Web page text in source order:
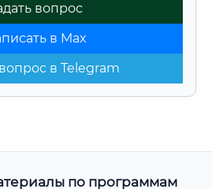
вопрос
в Max
в Telegram
по программам